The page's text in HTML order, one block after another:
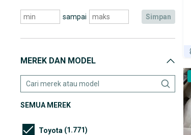
sampai simpan
MEREK DAN MODEL
SEMUA MEREK
Toyota (1.771)